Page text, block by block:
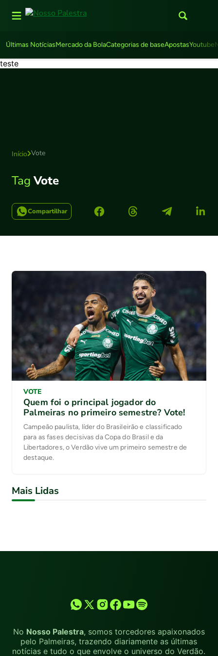
Últimas NotíciasMercado da BolaCategorias de baseApostasYoutube
teste
Início Vote
TagVote
Compartilhar
VOTE
Quem foi o principal jogador do
Palmeiras no primeiro semestre? Vote!
Campeão paulista, líder do Brasileirão e classificado
para as fases decisivas da Copa do Brasil e da
Libertadores, o Verdão vive um primeiro semestre de
destaque.
Mais Lidas
No Nosso Palestra, somos torcedores apaixonados
pelo Palmeiras, trazendo diariamente as últimas
notícias e tudo o que envolve o universo do Verdão.